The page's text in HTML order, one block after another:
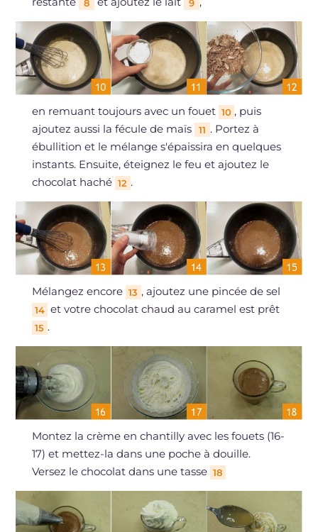
8 9
en remuant toujours avec un fouet 10 , puis
ajoutez aussi la fécule de maïs
11 . Portez à
ébullition et le mélange s'épaissira en quelques
instants. Ensuite, éteignez le feu et ajoutez le
chocolat haché 12 .
Mélangez encore 13 , ajoutez une pincée de sel
14 et votre chocolat chaud au caramel est prêt
15 .
Montez la crème en chantilly avec les fouets (16-
17) et mettez-la dans une poche à douille.
Versez le chocolat dans une tasse 18